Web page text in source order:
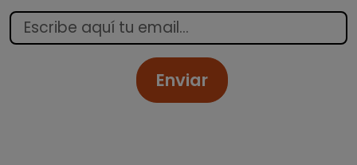
Enviar